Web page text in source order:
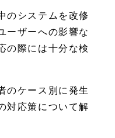
のシステムを改修
ーザーへの影響な
の際には十分な検
のケース別に発生
対応策について解